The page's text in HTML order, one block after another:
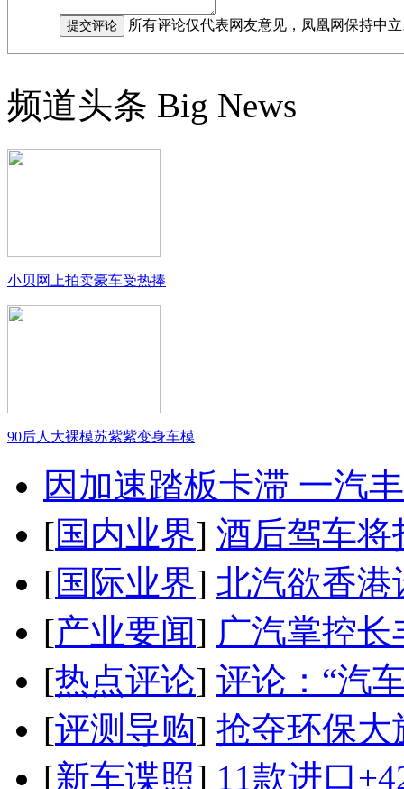
所有评论仅代表网友意见，凤凰网保持中
频道头条 Big News
小贝网上拍卖豪车受热捧
90后人大裸模苏紫紫变身车模
因加速踏板卡滞 一汽
[国内业界] 酒后驾车将
[国际业界] 北汽欲香港
[产业要闻] 广汽掌控
[热点评论] 评论：“汽
[评测导购] 抢夺环保大
[新车谍照] 11款进口